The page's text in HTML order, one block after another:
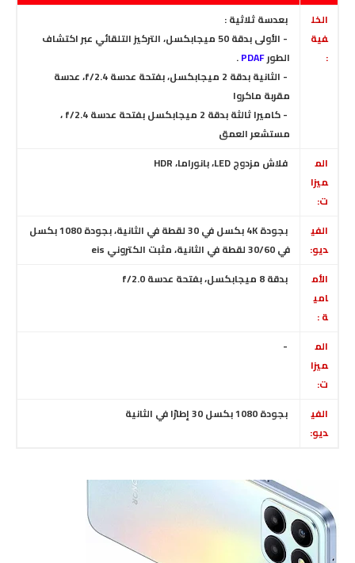
الخل
فية
:
بعدسة ثلاثية :
- الأولى بدقة 50 ميجابكسل،
التركيز التلقائي عبر اكتشاف
الطورPDAF
.
- الثانية بدقة 2 ميجابكسل، بفتحة عدسة f/2.4
، عدسة
مقربة ماكروا
- كاميرا ثالثة بدقة 2 ميجابكسل بفتحة عدسة f/2.4 ،
مستشعر العمق
الم
ميزا
ت:
فلاش مزدوج LED، بانوراما، HDR
الفي
ديو:
بجودة 4K بكسل في 30 لقطة في الثانية ،
بجودة 1080 بكسل
في 30/60 لقطة في الثانية
،مثبت الكتروني eis
الأم
امي
ة :
بدقة 8 ميجابكسل، بفتحة عدسة f/2.0
الم
ميزا
ت:
-
الفي
ديو:
بجودة 1080 بكسل 30 إطارًا في الثانية